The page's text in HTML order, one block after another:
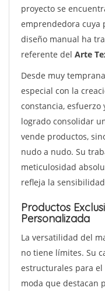
proyecto se
emprendedora cuya
diseño manual ha
referente del Arte
Desde muy
especial con la
constancia, esfuerzo
logrado consolidar
vende productos,
nudo a nudo. Su
meticulosidad
refleja la
Productos
Personalizada
La versatilidad del
no tiene límites. Su
estructurales para
moda que destacan